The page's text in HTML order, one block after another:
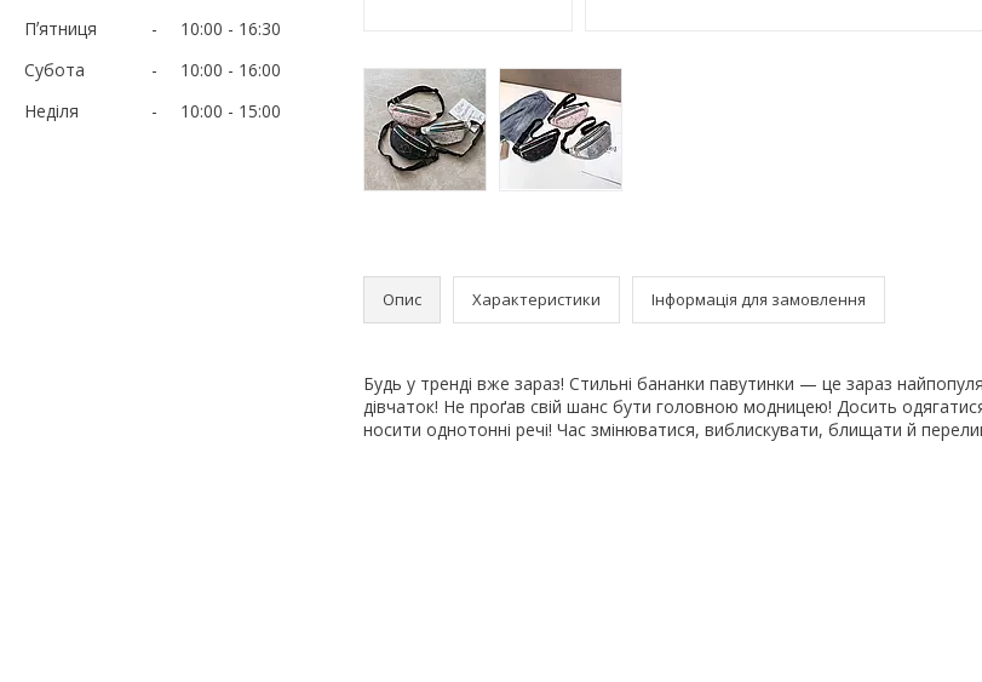
Пʼятниця
10:00
16:30
Субота
10:00
16:00
Неділя
10:00 15:00
Опис Характеристики Інформація для замовлення
Будь у тренді вже зараз! Стильні бананки павутинки — це зараз
дівчаток! Не проґав свій шанс бути головною модницею! Досить
носити однотонні речі! Час змінюватися, виблискувати, блищати й